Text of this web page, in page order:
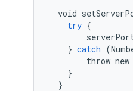
void
try {
} catch (
throw new
}
}